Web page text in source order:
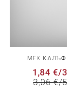
МЕК
1,84 €/
3,06 €/